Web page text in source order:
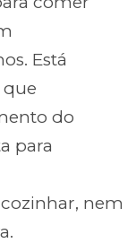
Está
que
do
para
nem